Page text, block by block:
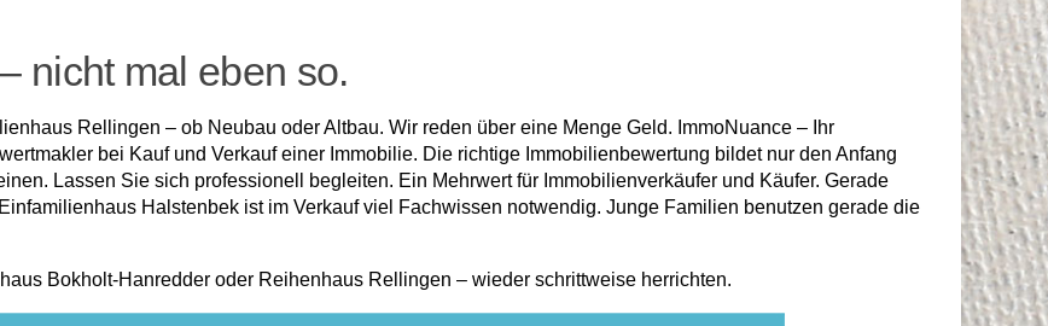
nicht mal eben so.
Rellingen – ob Neubau oder Altbau. Wir reden über eine Menge Geld. ImmoNuance – Ihr
bei Kauf und Verkauf einer Immobilie. Die richtige Immobilienbewertung bildet nur den Anfang
Lassen Sie sich professionell begleiten. Ein Mehrwert für Immobilienverkäufer und Käufer. Gerade
Halstenbek ist im Verkauf viel Fachwissen notwendig. Junge Familien benutzen gerade die
Bokholt-Hanredder oder Reihenhaus Rellingen – wieder schrittweise herrichten.